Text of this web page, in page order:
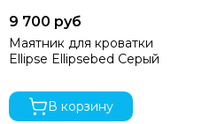
9 700 руб
Маятник для кроватки
Ellipse Ellipsebed Серый
В корзину